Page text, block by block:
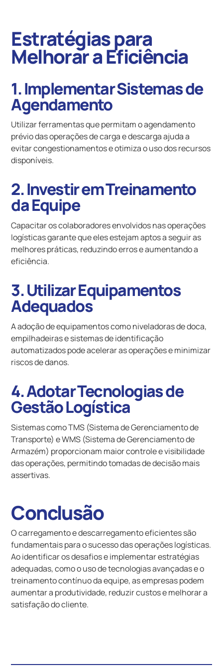
Estratégias para
Melhorar a Eficiência
1. Implementar Sistemas de
Agendamento
Utilizar ferramentas que permitam o agendamento
prévio das operações de carga e descarga ajuda a
evitar congestionamentos e otimiza o uso dos recursos
disponíveis.
2. Investir em Treinamento
da Equipe
Capacitar os colaboradores envolvidos nas operações
logísticas garante que eles estejam aptos a seguir as
melhores práticas, reduzindo erros e aumentando a
eficiência.
3. Utilizar Equipamentos
Adequados
A adoção de equipamentos como niveladoras de doca,
empilhadeiras e sistemas de identificação
automatizados pode acelerar as operações e minimizar
riscos de danos.
4. Adotar Tecnologias de
Gestão Logística
Sistemas como TMS (Sistema de Gerenciamento de
Transporte) e WMS (Sistema de Gerenciamento de
Armazém) proporcionam maior controle e visibilidade
das operações, permitindo tomadas de decisão mais
assertivas.
Conclusão
O carregamento e descarregamento eficientes são
fundamentais para o sucesso das operações logísticas.
Ao identificar os desafios e implementar estratégias
adequadas, como o uso de tecnologias avançadas e o
treinamento contínuo da equipe, as empresas podem
aumentar a produtividade, reduzir custos e melhorar a
satisfação do cliente.